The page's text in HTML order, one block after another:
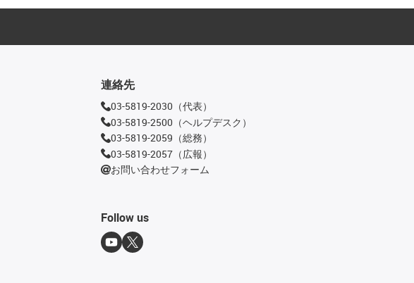
連絡先
03-5819-2030（代表）
03-5819-2500（ヘルプデスク）
03-5819-2059（総務）
03-5819-2057（広報）
お問い合わせフォーム
Follow us